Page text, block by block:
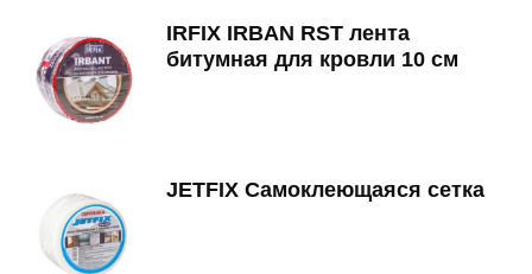
IRFIX IRBAN RST лента
битумная для кровли 10 см
JETFIX Самоклеющаяся сетка